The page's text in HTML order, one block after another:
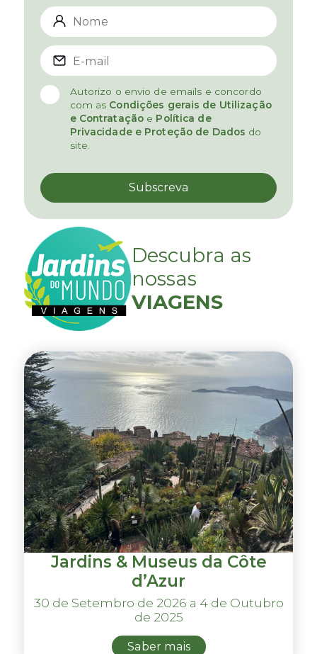
Autorizo o envio de emails e concordo
com as Condições gerais de Utilização
e Contratação e Política de
Privacidade e Proteção de Dados do
site.
Descubra as
nossas
VIAGENS
Jardins & Museus da Côte
d’Azur
30 de Setembro de 2026 a 4 de Outubro
de 2025
Saber mais